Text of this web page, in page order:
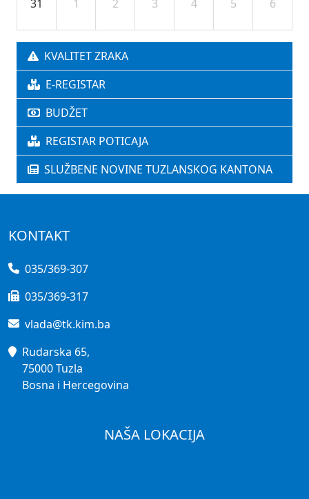
31 1 2 3 4 5 6
KVALITET ZRAKA
E-REGISTAR
BUDŽET
REGISTAR POTICAJA
SLUŽBENE NOVINE TUZLANSKOG KANTONA
KONTAKT
035/369-307
035/369-317
vlada@tk.kim.ba
Rudarska 65,
75000 Tuzla
Bosna i Hercegovina
NAŠA LOKACIJA